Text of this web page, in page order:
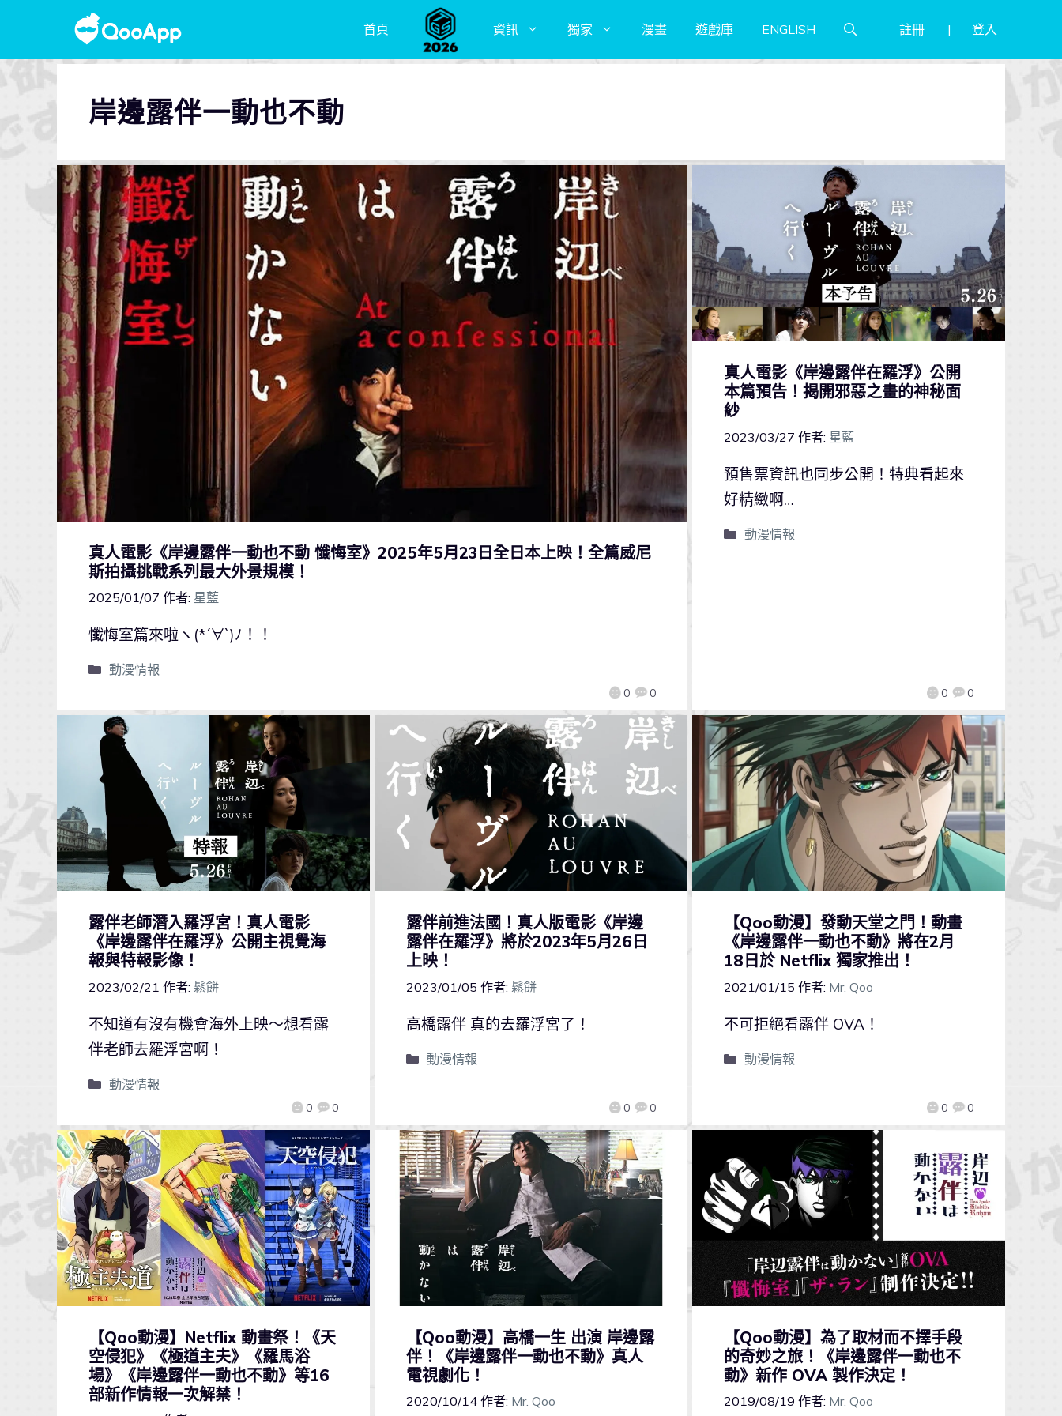
首頁 資訊 獨家 漫畫 遊戲庫 ENGLISH 註冊 登入
岸邊露伴一動也不動
真人電影《岸邊露伴一動也不動 懺悔室》2025年5月23日全日本上映！全篇威尼
斯拍攝挑戰系列最大外景規模！
2025/01/07 作者: 星藍
0 0
懺悔室篇來啦ヽ(*´∀`)ﾉ！！
動漫情報
真人電影《岸邊露伴在羅浮》公開
本篇預告！揭開邪惡之畫的神秘面
紗
2023/03/27 作者: 星藍
0 0
預售票資訊也同步公開！特典看起來
好精緻啊…
動漫情報
露伴老師潛入羅浮宮！真人電影
《岸邊露伴在羅浮》公開主視覺海
報與特報影像！
2023/02/21 作者: 鬆餅
0 0
不知道有沒有機會海外上映～想看露
伴老師去羅浮宮啊！
動漫情報
露伴前進法國！真人版電影《岸邊
露伴在羅浮》將於2023年5月26日
上映！
2023/01/05 作者: 鬆餅
0 0
高橋露伴 真的去羅浮宮了！
動漫情報
【Qoo動漫】發動天堂之門！動畫
《岸邊露伴一動也不動》將在2月
18日於 Netflix 獨家推出！
2021/01/15 作者: Mr. Qoo
0 0
不可拒絕看露伴 OVA！
動漫情報
【Qoo動漫】Netflix 動畫祭！《天
空侵犯》《極道主夫》《羅馬浴
場》《岸邊露伴一動也不動》等16
部新作情報一次解禁！
【Qoo動漫】高橋一生 出演 岸邊露
伴！《岸邊露伴一動也不動》真人
電視劇化！
2020/10/14 作者: Mr. Qoo
【Qoo動漫】為了取材而不擇手段
的奇妙之旅！《岸邊露伴一動也不
動》新作 OVA 製作決定！
2019/08/19 作者: Mr. Qoo